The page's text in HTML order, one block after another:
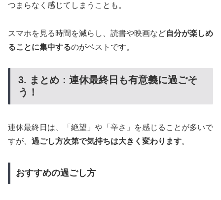
つまらなく感じてしまうことも。
スマホを見る時間を減らし、読書や映画など自分が楽しめ
ることに集中するのがベストです。
3. まとめ：連休最終日も有意義に過ごそ
う！
連休最終日は、「絶望」や「辛さ」を感じることが多いで
すが、 過ごし方次第で気持ちは大きく変わります。
おすすめの過ごし方